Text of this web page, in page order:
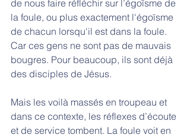
de nous faire réfléchir sur l’égoïsme de
la foule, ou plus exactement l'égoïsme
de chacun lorsqu'il est dans la foule.
Car ces gens ne sont pas de mauvais
bougres. Pour beaucoup, ils sont déjà
des disciples de Jésus.
Mais les voilà massés en troupeau et
dans ce contexte, les réflexes d’écoute
et de service tombent. La foule voit en